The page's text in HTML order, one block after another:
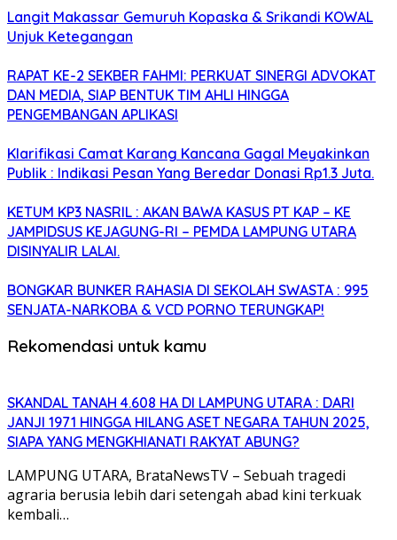
Langit Makassar Gemuruh Kopaska & Srikandi KOWAL
Unjuk Ketegangan
RAPAT KE-2 SEKBER FAHMI: PERKUAT SINERGI ADVOKAT
DAN MEDIA, SIAP BENTUK TIM AHLI HINGGA
PENGEMBANGAN APLIKASI
Klarifikasi Camat Karang Kancana Gagal Meyakinkan
Publik : Indikasi Pesan Yang Beredar Donasi Rp1.3 Juta.
KETUM KP3 NASRIL : AKAN BAWA KASUS PT KAP – KE
JAMPIDSUS KEJAGUNG-RI – PEMDA LAMPUNG UTARA
DISINYALIR LALAI.
BONGKAR BUNKER RAHASIA DI SEKOLAH SWASTA : 995
SENJATA-NARKOBA & VCD PORNO TERUNGKAP!
Rekomendasi untuk kamu
SKANDAL TANAH 4.608 HA DI LAMPUNG UTARA : DARI
JANJI 1971 HINGGA HILANG ASET NEGARA TAHUN 2025,
SIAPA YANG MENGKHIANATI RAKYAT ABUNG?
LAMPUNG UTARA, BrataNewsTV – Sebuah tragedi
agraria berusia lebih dari setengah abad kini terkuak
kembali…